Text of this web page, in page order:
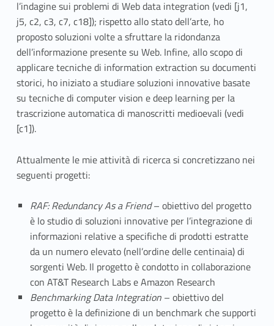
l’indagine sui problemi di Web data integration (vedi [j1,
j5, c2, c3, c7, c18]); rispetto allo stato dell’arte, ho
proposto soluzioni volte a sfruttare la ridondanza
dell’informazione presente su Web. Infine, allo scopo di
applicare tecniche di information extraction su documenti
storici, ho iniziato a studiare soluzioni innovative basate
su tecniche di computer vision e deep learning per la
trascrizione automatica di manoscritti medioevali (vedi
[c1]).
Attualmente le mie attività di ricerca si concretizzano nei
seguenti progetti:
RAF: Redundancy As a Friend– obiettivo del progetto
è lo studio di soluzioni innovative per l’integrazione di
informazioni relative a specifiche di prodotti estratte
da un numero elevato (nell’ordine delle centinaia) di
sorgenti Web. Il progetto è condotto in collaborazione
con AT&T Research Labs e Amazon Research
Benchmarking Data Integration – obiettivo del
progetto è la definizione di un benchmark che supporti